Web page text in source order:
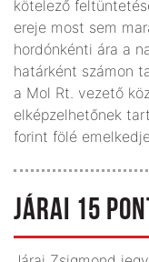
kötelező
ereje most sem
hordónkénti ára a
határként számon
a Mol Rt. vezető
elképzelhetőnek
forint fölé
JÁRAI 15